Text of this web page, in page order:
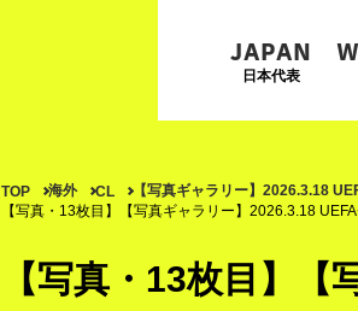
JAPAN
日本代表
TOP 海外 CL
【写真ギャラリー】2026.3.18
【写真・13枚目】【写真ギャラリー】2026.3.18
【写真・13枚目】